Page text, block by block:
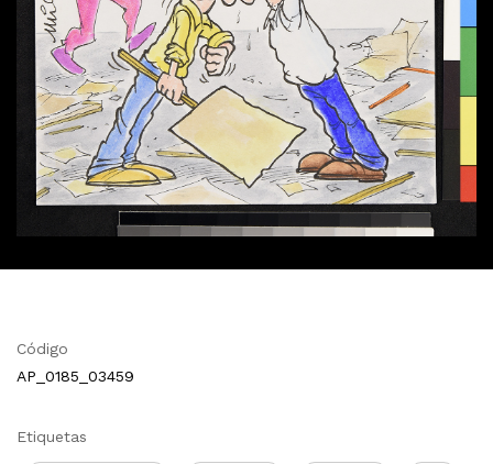
Código
AP_0185_03459
Etiquetas